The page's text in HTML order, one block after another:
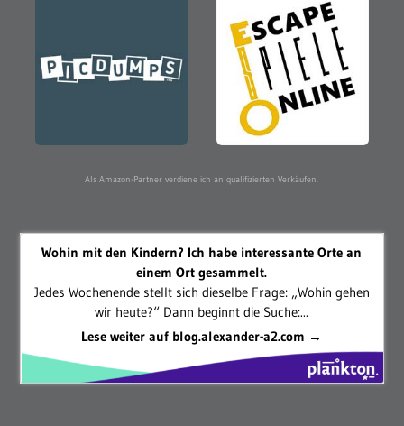
Als Amazon-Partner verdiene ich an qualifizierten Verkäufen.
Wohin mit den Kindern? Ich habe interessante Orte an
einem Ort gesammelt.
Jedes Wochenende stellt sich dieselbe Frage: „Wohin gehen
wir heute?“ Dann beginnt die Suche:...
Lese weiter auf blog.alexander-a2.com →